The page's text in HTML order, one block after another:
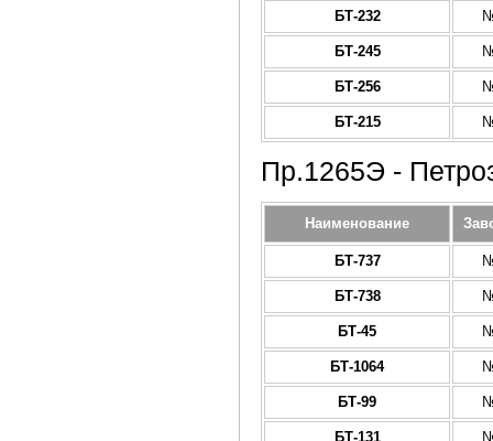
БТ-232
БТ-245
БТ-256
БТ-215
Пр.1265Э -
Наименование
БТ-737
БТ-738
БТ-45
БТ-1064
БТ-99
БТ-131